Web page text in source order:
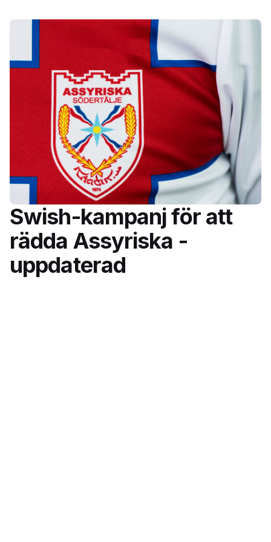
Swish-kampanj för att
rädda Assyriska -
uppdaterad